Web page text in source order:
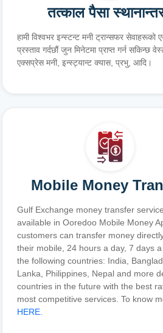
तत्काल पैसा
हामी विश्वभर इन्स्टन्ट मनी ट्रान्सफर सेवाहरूको
प्रस्ताव गर्दछौं जुन मिनेटमा प्राप्त गर्न सकिन्छ
एक्सप्रेस मनी, इन्स्ट्यान्ट क्यास, प्रभु, आदि।
Mobile Money
Gulf Exchange money transfer
available in Ooredoo Mobile Money
customers can transfer money
their mobile, 24 hours a day, 7 days
the following countries: India,
Lanka, Philippines, Nepal and more
countries in the future with the best
most competitive services. To know
HERE.